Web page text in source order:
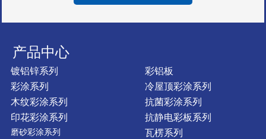
产品中心
镀铝锌系列
彩涂系列
木纹彩涂系列
印花彩涂系列
磨砂彩涂系列
彩铝板
冷屋顶彩涂系列
抗菌彩涂系列
抗静电彩板系列
瓦楞系列